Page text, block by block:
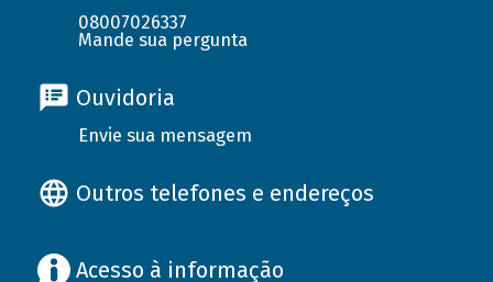
08007026337
Mande sua pergunta
Ouvidoria
Envie sua mensagem
Outros telefones e endereços
Acesso à informação